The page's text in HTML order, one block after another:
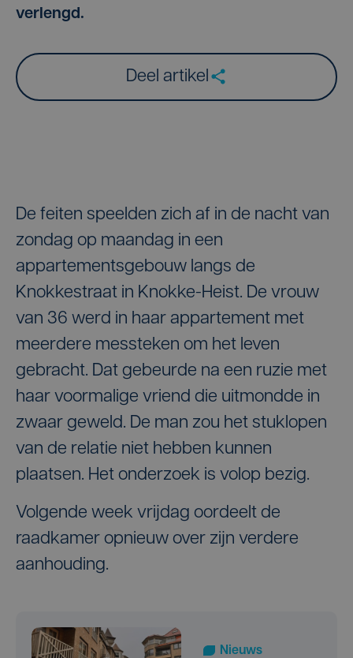
verlengd.
Deel artikel
De feiten speelden zich af in de nacht van
zondag op maandag in een
appartementsgebouw langs de
Knokkestraat in Knokke-Heist. De vrouw
van 36 werd in haar appartement met
meerdere messteken om het leven
gebracht. Dat gebeurde na een ruzie met
haar voormalige vriend die uitmondde in
zwaar geweld. De man zou het stuklopen
van de relatie niet hebben kunnen
plaatsen. Het onderzoek is volop bezig.
Volgende week vrijdag oordeelt de
raadkamer opnieuw over zijn verdere
aanhouding.
Nieuws